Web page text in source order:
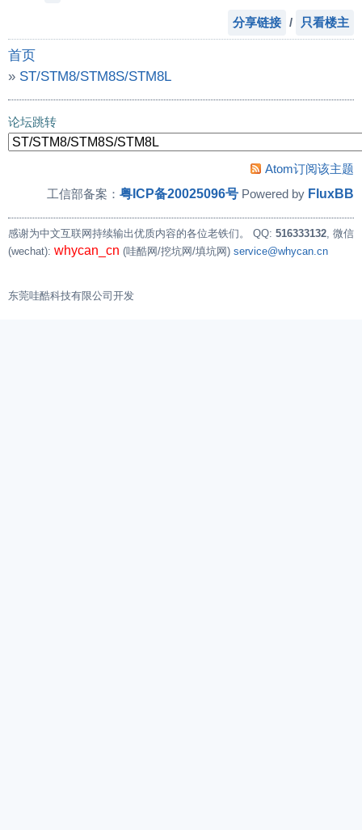
分享链接 / 只看楼主
首页
» ST/STM8/STM8S/STM8L
»多合一的usb工具
论坛跳转
Atom订阅该主题
工信部备案： 粤ICP备20025096号 Powered by FluxBB
感谢为中文互联网持续输出优质内容的各位老铁们。 QQ: 516333132, 微信
(wechat): whycan_cn (哇酷网/挖坑网/填坑网) service@whycan.cn
东莞哇酷科技有限公司开发